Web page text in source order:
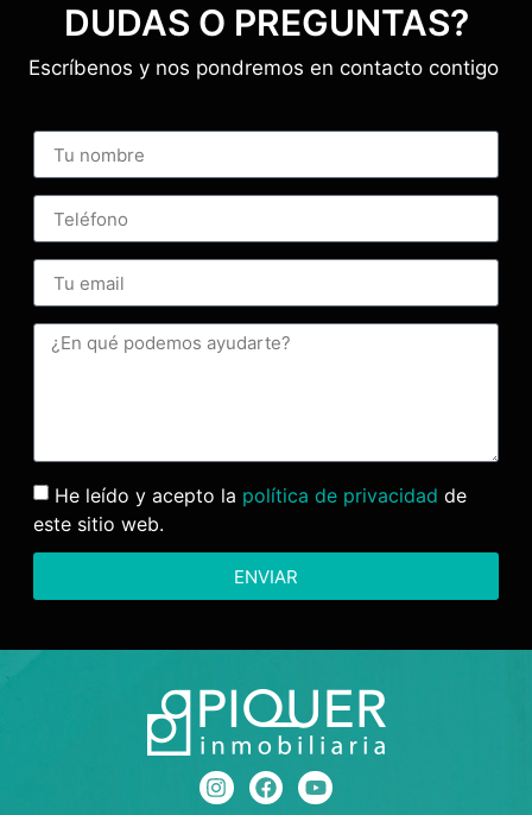
DUDAS O PREGUNTAS?
Escríbenos y nos pondremos en contacto contigo
He leído y acepto la política de privacidad de
este sitio web.
ENVIAR